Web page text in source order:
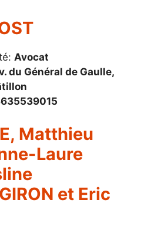
Avocat
du Général de Gaulle,
Matthieu
Laure
et Eric